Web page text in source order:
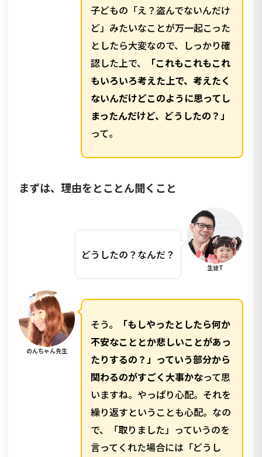
子どもの「え？盗んでないんだけ
ど」みたいなことが万一起こった
としたら大変なので、しっかり確
認した上で、
「これもこれもこれ
もいろいろ考えた上で、考えたく
ないんだけどこのように思ってし
まったんだけど、どうしたの？」
って。
まずは、理由をとことん聞くこと
どうしたの？なんだ？
生徒T
のんちゃん先生
そう。
「もしやったとしたら何か
不安なこととか悲しいことがあっ
たりするの？」っていう部分から
関わるのがすごく大事かなって思
いますね。やっぱり心配。それを
繰り返すということも心配。なの
で、「取りました」っていうのを
言ってくれた場合には「どうし